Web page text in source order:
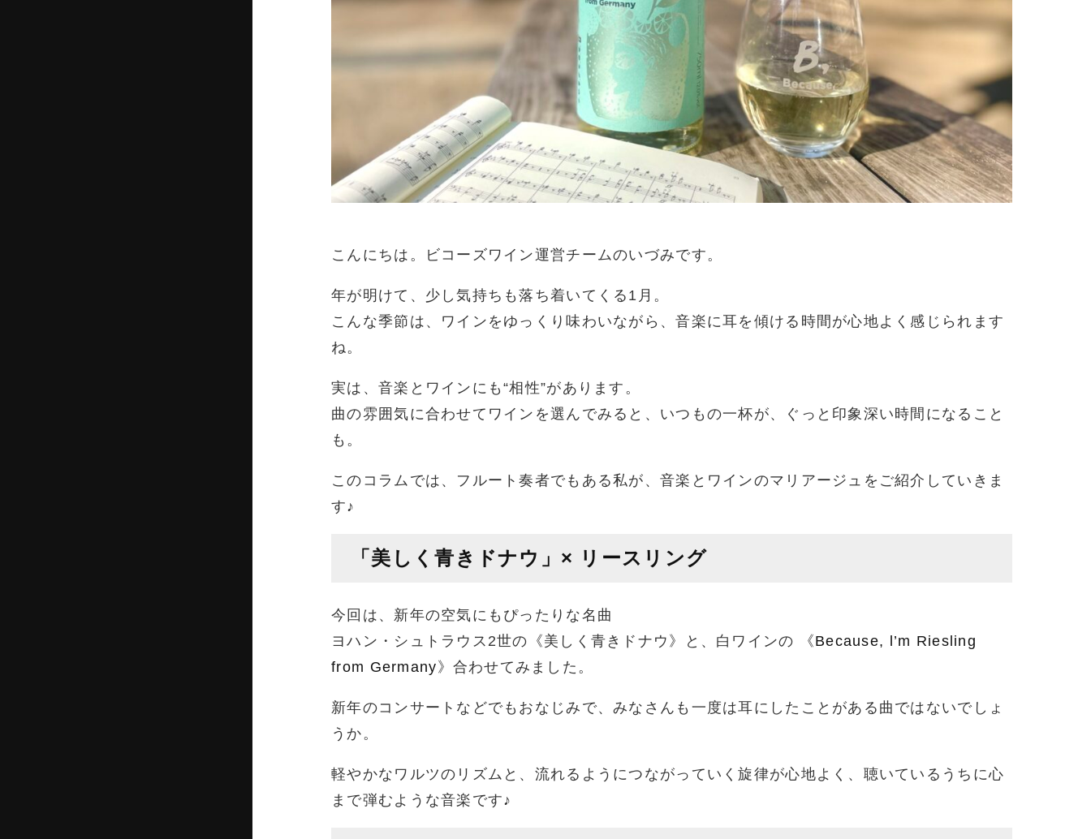
こんにちは。ビコーズワイン運営チームのいづみです。
年が明けて、少し気持ちも落ち着いてくる1月。
こんな季節は、ワインをゆっくり味わいながら、音楽に耳を傾ける時間が心地よく感じられます
ね。
実は、音楽とワインにも“相性”があります。
曲の雰囲気に合わせてワインを選んでみると、いつもの一杯が、ぐっと印象深い時間になること
も。
このコラムでは、フルート奏者でもある私が、音楽とワインのマリアージュをご紹介していきま
す♪
「美しく青きドナウ」× リースリング
今回は、新年の空気にもぴったりな名曲
ヨハン・シュトラウス2世の《美しく青きドナウ》と、白ワインの 《Because, l’m Riesling
from Germany》合わせてみました。
新年のコンサートなどでもおなじみで、みなさんも一度は耳にしたことがある曲ではないでしょ
うか。
軽やかなワルツのリズムと、流れるようにつながっていく旋律が心地よく、聴いているうちに心
まで弾むような音楽です♪